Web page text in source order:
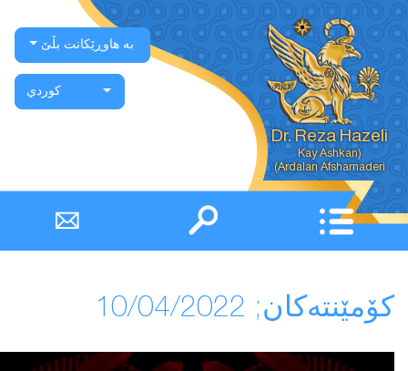
Dr. Reza Hazeli
(Kay Ashkan
Ardalan Afsharnaderi)
بە هاوڕێکانت بڵێ
كوردي
كۆمێنتەكان; 10/04/2022